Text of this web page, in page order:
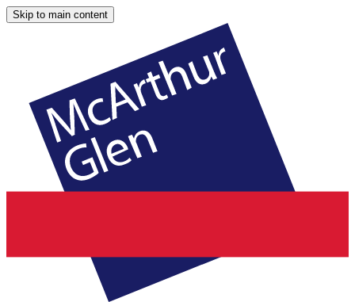
Skip to main content